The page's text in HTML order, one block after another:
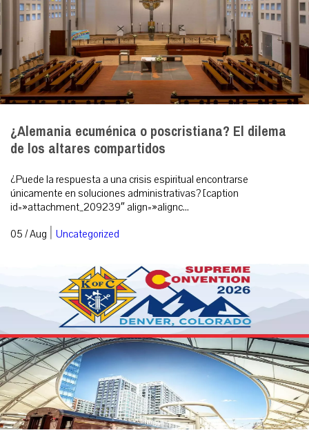
¿Alemania ecuménica o poscristiana? El dilema
de los altares compartidos
¿Puede la respuesta a una crisis espiritual encontrarse
únicamente en soluciones administrativas? [caption
id=»attachment_209239″ align=»alignc...
05 / Aug | Uncategorized